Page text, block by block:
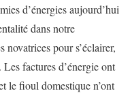
d’énergies aujourd’hui
dans notre
pour s’éclairer,
factures d’énergie ont
le fioul domestique n’ont